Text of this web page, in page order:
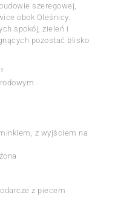
szeregowej,
obok Oleśnicy.
spokój, zieleń i
pozostać blisko
z wyjściem na
z piecem